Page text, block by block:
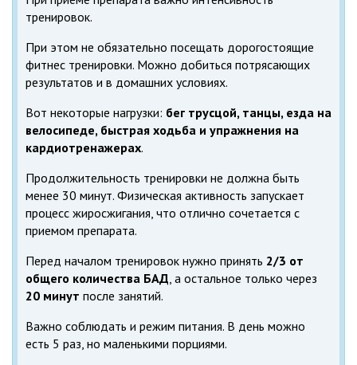
тренировок.
При этом не обязательно посещать дорогостоящие
фитнес тренировки. Можно добиться потрясающих
результатов и в домашних условиях.
Вот некоторые нагрузки: бег трусцой, танцы, езда на
велосипеде, быстрая ходьба и упражнения на
кардиотренажерах.
Продолжительность тренировки не должна быть
менее 30 минут. Физическая активность запускает
процесс жиросжигания, что отлично сочетается с
приемом препарата.
Перед началом тренировок нужно принять 2/3 от
общего количества БАД, а остальное только через
20 минут после занятий.
Важно соблюдать и режим питания. В день можно
есть 5 раз, но маленькими порциями.